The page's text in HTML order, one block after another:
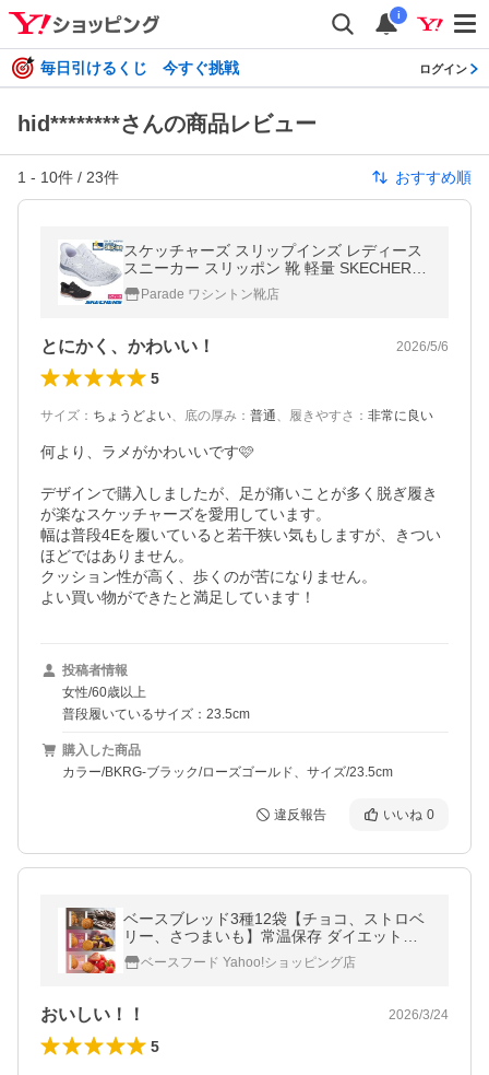
i
毎日引けるくじ 今すぐ挑戦 ログイン
hid********さんの商品レビュー
1 - 10件 / 23件 おすすめ順
スケッチャーズ スリップインズ レディース
スニーカー スリッポン 靴 軽量 SKECHERS
Slip-ins サミッツ ブリリアント シャイン 150
273Parade ワシントン靴店
とにかく、かわいい！ 2026/5/6
5
サイズ ： ちょうどよい、 底の厚み ： 普通、 履きやすさ ： 非常に良い
何より、ラメがかわいいです🩷
デザインで購入しましたが、足が痛いことが多く脱ぎ履き
が楽なスケッチャーズを愛用しています。
幅は普段4Eを履いていると若干狭い気もしますが、きつい
ほどではありません。
クッション性が高く、歩くのが苦になりません。
よい買い物ができたと満足しています！
投稿者情報
女性/60歳以上
普段履いているサイズ：23.5cm
購入した商品
カラー/BKRG-ブラック/ローズゴールド、サイズ/23.5cm
違反報告 いいね 0
ベースブレッド3種12袋【チョコ、ストロベ
リー、さつまいも】常温保存 ダイエット食
品 完全栄養食 低糖質 お試し BASE BREAD
ベースフード BASE FOOD
ベースフード Yahoo!ショッピング店
おいしい！！ 2026/3/24
5